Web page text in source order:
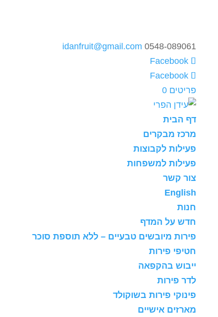
0548-089061
idanfruit@gmail.com
פריטים 0
דף הבית
מרכז מבקרים
פעילות לקבוצות
פעילות למשפחות
צור קשר
English
חנות
חדש על המדף
פירות מיובשים טבעיים – ללא תוספת סוכר
חטיפי פירות
ייבוש בהקפאה
לדר פירות
פינוקי פירות בשוקולד
מארזים אישיים